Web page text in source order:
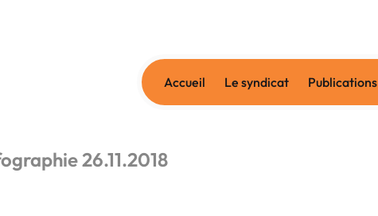
Accueil Le syndicat Publications
26.11.2018